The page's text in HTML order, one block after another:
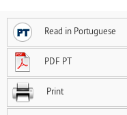
Read in Portuguese
PDF PT
Print